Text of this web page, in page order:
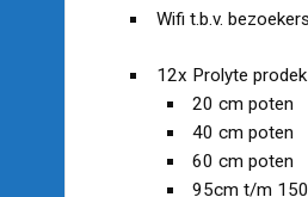
Wifi t.b.v.
12x Prolyte
20 cm poten
40 cm poten
60 cm poten
95cm t/m